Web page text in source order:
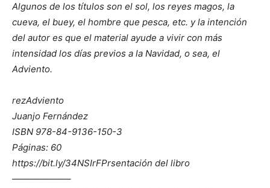
Algunos de los títulos son el sol, los reyes magos, la
cueva, el buey, el hombre que pesca, etc. y la intención
del autor es que el material ayude a vivir con más
intensidad los días previos a la Navidad, o sea, el
Adviento.
rezAdviento
Juanjo Fernández
ISBN 978-84-9136-150-3
Páginas: 60
https://bit.ly/34NSIrFPrsentación del libro
——————–